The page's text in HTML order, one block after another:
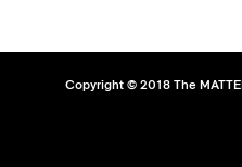
Copyright © 2018 The